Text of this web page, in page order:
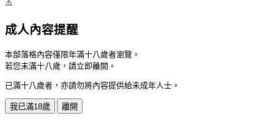
⚠️
成人內容提醒
本部落格內容僅限年滿十八歲者瀏覽。
若您未滿十八歲，請立即離開。
已滿十八歲者，亦請勿將內容提供給未成年人士。
我已滿18歲 離開